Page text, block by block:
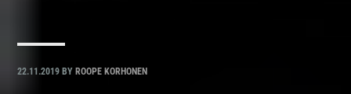
22.11.2019 BY ROOPE KORHONEN